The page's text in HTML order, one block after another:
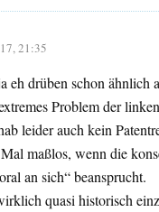
21:35
eh drüben schon ähnlich
Problem der
leider auch kein
maßlos, wenn die
an sich“ beansprucht.
quasi historisch